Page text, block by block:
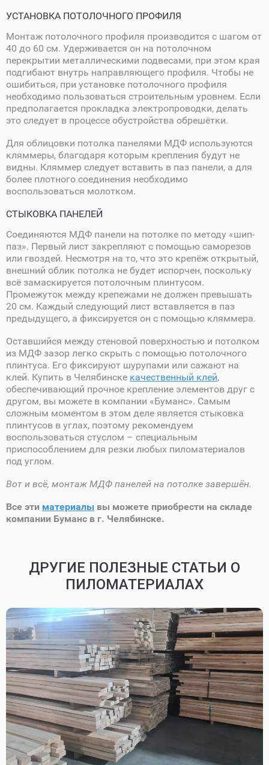
УСТАНОВКА ПОТОЛОЧНОГО ПРОФИЛЯ
Монтаж потолочного профиля производится с шагом от
40 до 60 см. Удерживается он на потолочном
перекрытии металлическими подвесами, при этом края
подгибают внутрь направляющего профиля. Чтобы не
ошибиться, при установке потолочного профиля
необходимо пользоваться строительным уровнем. Если
предполагается прокладка электропроводки, делать
это следует в процессе обустройства обрешётки.
Для облицовки потолка панелями МДФ используются
кляммеры, благодаря которым крепления будут не
видны. Кляммер следует вставить в паз панели, а для
более плотного соединения необходимо
воспользоваться молотком.
СТЫКОВКА ПАНЕЛЕЙ
Соединяются МДФ панели на потолке по методу «шип-
паз». Первый лист закрепляют с помощью саморезов
или гвоздей. Несмотря на то, что это крепёж открытый,
внешний облик потолка не будет испорчен, поскольку
всё замаскируется потолочным плинтусом.
Промежуток между крепежами не должен превышать
20 см. Каждый следующий лист вставляется в паз
предыдущего, а фиксируется он с помощью кляммера.
Оставшийся между стеновой поверхностью и потолком
из МДФ зазор легко скрыть с помощью потолочного
плинтуса. Его фиксируют шурупами или сажают на
клей. Купить в Челябинске качественный клей,
обеспечивающий прочное крепление элементов друг с
другом, вы можете в компании «Буманс». Самым
сложным моментом в этом деле является стыковка
плинтусов в углах, поэтому рекомендуем
воспользоваться стуслом – специальным
приспособлением для резки любых пиломатериалов
под углом.
Вот и всё, монтаж МДФ панелей на потолке завершён.
Все эти материалы вы можете приобрести на складе
компании Буманс в г. Челябинске.
ДРУГИЕ ПОЛЕЗНЫЕ СТАТЬИ О
ПИЛОМАТЕРИАЛАХ